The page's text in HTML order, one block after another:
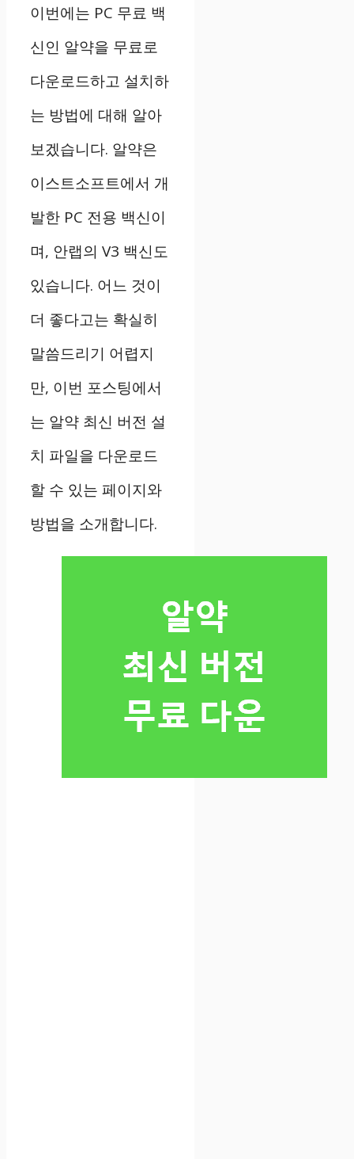
이번에는 PC 무료 백
신인 알약을 무료로
다운로드하고 설치하
는 방법에 대해 알아
보겠습니다. 알약은
이스트소프트에서 개
발한 PC 전용 백신이
며, 안랩의 V3 백신도
있습니다. 어느 것이
더 좋다고는 확실히
말씀드리기 어렵지
만, 이번 포스팅에서
는 알약 최신 버전 설
치 파일을 다운로드
할 수 있는 페이지와
방법을 소개합니다.